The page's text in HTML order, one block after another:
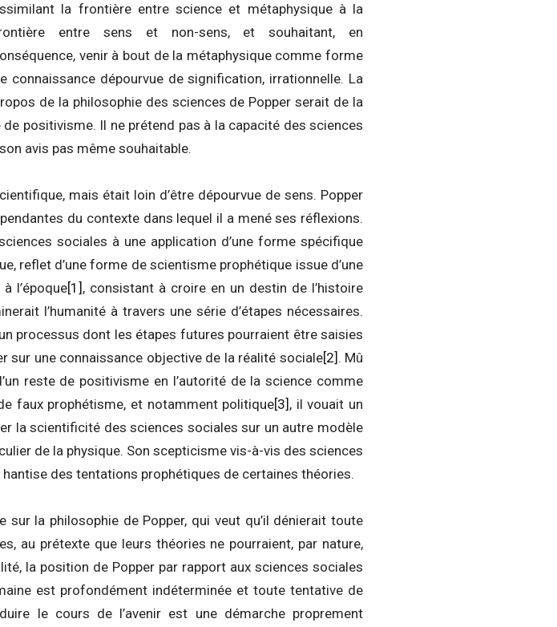
la frontière entre science et métaphysique à la
entre sens et non-sens, et souhaitant, en
venir à bout de la métaphysique comme forme
connaissance dépourvue de signification, irrationnelle. La
de la philosophie des sciences de Popper serait de la
positivisme. Il ne prétend pas à la capacité des sciences
avis pas même souhaitable.
mais était loin d’être dépourvue de sens. Popper
du contexte dans lequel il a mené ses réflexions.
sociales à une application d’une forme spécifique
reflet d’une forme de scientisme prophétique issue d’une
l’époque[1] , consistant à croire en un destin de l’histoire
l’humanité à travers une série d’étapes nécessaires.
processus dont les étapes futures pourraient être saisies
sur une connaissance objective de la réalité sociale[2] . Mû
reste de positivisme en l’autorité de la science comme
faux prophétisme, et notamment politique[3] , il vouait un
la scientificité des sciences sociales sur un autre modèle
de la physique. Son scepticisme vis-à-vis des sciences
des tentations prophétiques de certaines théories.
la philosophie de Popper, qui veut qu’il dénierait toute
au prétexte que leurs théories ne pourraient, par nature,
la position de Popper par rapport aux sciences sociales
est profondément indéterminée et toute tentative de
le cours de l’avenir est une démarche proprement